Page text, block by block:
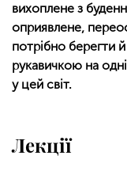
вихоплене з
оприявлене,
потрібно берегти
рукавичкою на
у цей світ.
Лекції